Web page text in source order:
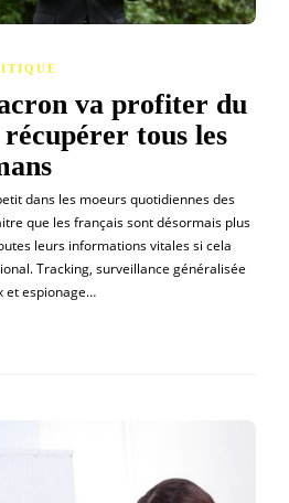
va profiter du
tous les
dans les moeurs quotidiennes des
que les français sont désormais plus
leurs informations vitales si cela
Tracking, surveillance généralisée
et espionage…